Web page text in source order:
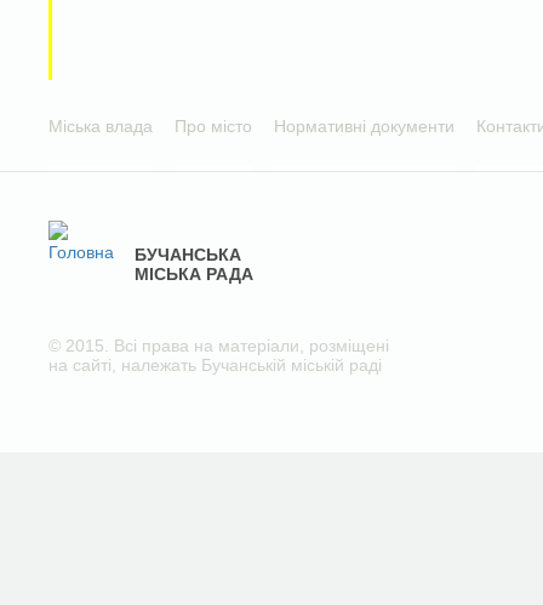
Міська влада Про місто Нормативні документи
БУЧАНСЬКА
МІСЬКА РАДА
© 2015. Всі права на матеріали, розміщені
на сайті, належать Бучанській міській раді